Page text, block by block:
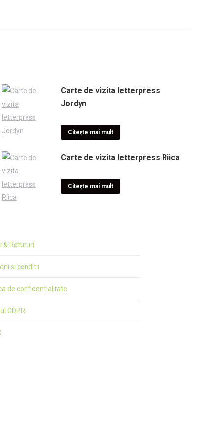
Carte de vizita letterpress
Jordyn
Citește mai mult
Carte de vizita letterpress Riica
Citește mai mult
& Retururi
si conditii
de confidentialitate
GDPR